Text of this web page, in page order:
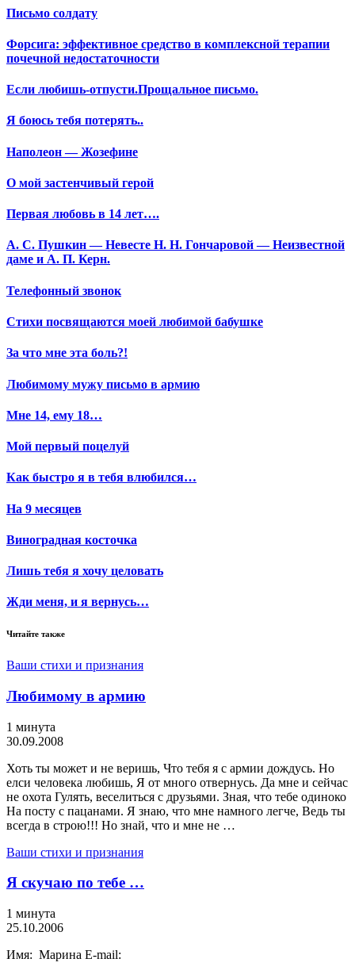
Письмо солдату
Форсига: эффективное средство в комплексной терапии
почечной недостаточности
Если любишь-отпусти.Прощальное письмо.
Я боюсь тебя потерять..
Наполеон — Жозефине
О мой застенчивый герой
Первая любовь в 14 лет….
А. С. Пушкин — Невесте Н. Н. Гончаровой — Неизвестной
даме и А. П. Керн.
Телефонный звонок
Стихи посвящаются моей любимой бабушке
За что мне эта боль?!
Любимому мужу письмо в армию
Мне 14, ему 18…
Мой первый поцелуй
Как быстро я в тебя влюбился…
На 9 месяцев
Виноградная косточка
Лишь тебя я хочу целовать
Жди меня, и я вернусь…
Читайте также
Ваши стихи и признания
Любимому в армию
1 минута
30.09.2008
Хоть ты может и не веришь, Что тебя я с армии дождусь. Но
елси человека любишь, Я от много отвернусь. Да мне и сейчас
не охота Гулять, веселиться с друзьями. Зная, что тебе одиноко
На посту с пацанами. Я знаю, что мне намного легче, Ведь ты
всегда в строю!!! Но знай, что и мне не …
Ваши стихи и признания
Я скучаю по тебе …
1 минута
25.10.2006
Имя: Марина E-mail: